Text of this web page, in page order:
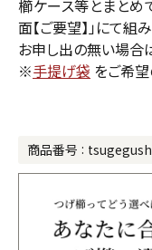
櫛ケース等とまとめ
面【ご要望】」にて組
お申し出の無い場合
※手提げ袋 をご希
商品番号